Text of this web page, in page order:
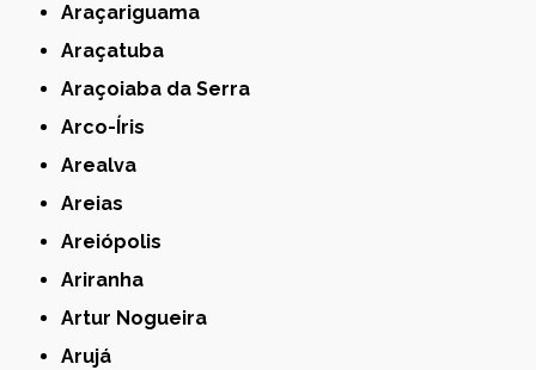
Araçariguama
Araçatuba
Araçoiaba da Serra
Arco-Íris
Arealva
Areias
Areiópolis
Ariranha
Artur Nogueira
Arujá